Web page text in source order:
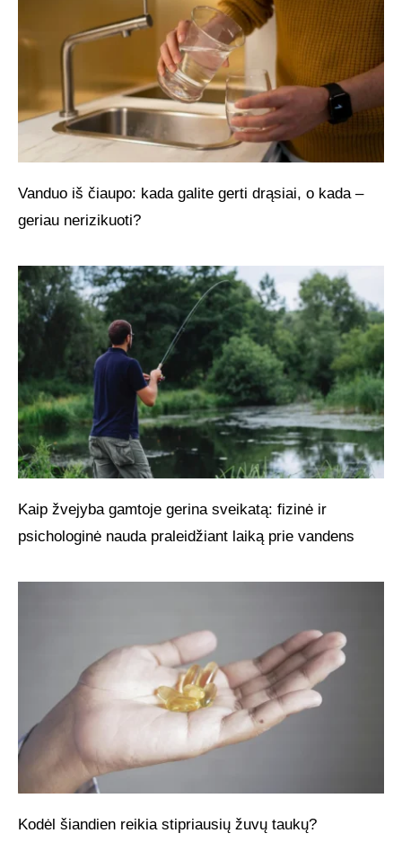
Vanduo iš čiaupo: kada galite gerti drąsiai, o kada –
geriau nerizikuoti?
Kaip žvejyba gamtoje gerina sveikatą: fizinė ir
psichologinė nauda praleidžiant laiką prie vandens
Kodėl šiandien reikia stipriausių žuvų taukų?